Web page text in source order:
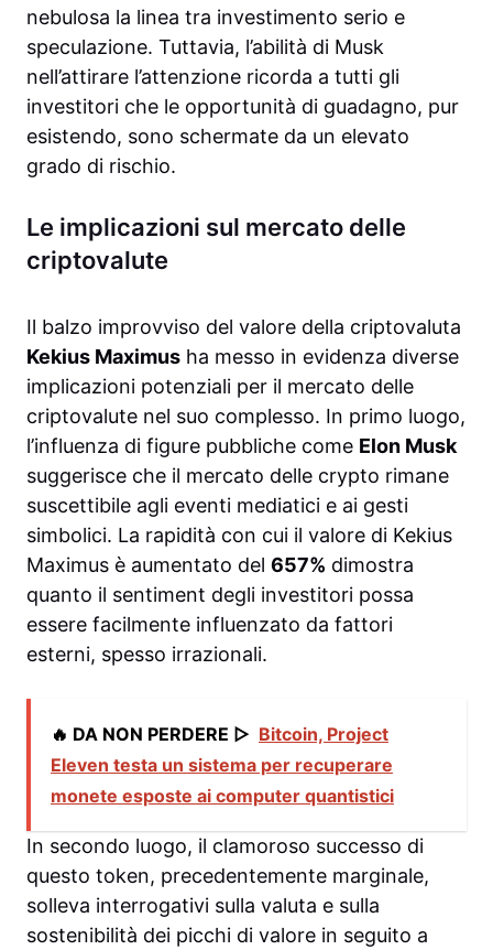
nebulosa la linea tra investimento serio e
speculazione. Tuttavia, l’abilità di Musk
nell’attirare l’attenzione ricorda a tutti gli
investitori che le opportunità di guadagno, pur
esistendo, sono schermate da un elevato
grado di rischio.
Le implicazioni sul mercato delle
criptovalute
Il balzo improvviso del valore della criptovaluta
Kekius Maximus ha messo in evidenza diverse
implicazioni potenziali per il mercato delle
criptovalute nel suo complesso. In primo luogo,
l’influenza di figure pubbliche come Elon Musk
suggerisce che il mercato delle crypto rimane
suscettibile agli eventi mediatici e ai gesti
simbolici. La rapidità con cui il valore di Kekius
Maximus è aumentato del 657% dimostra
quanto il sentiment degli investitori possa
essere facilmente influenzato da fattori
esterni, spesso irrazionali.
🔥 DA NON PERDERE ▷ Bitcoin, Project
Eleven testa un sistema per recuperare
monete esposte ai computer quantistici
In secondo luogo, il clamoroso successo di
questo token, precedentemente marginale,
solleva interrogativi sulla valuta e sulla
sostenibilità dei picchi di valore in seguito a